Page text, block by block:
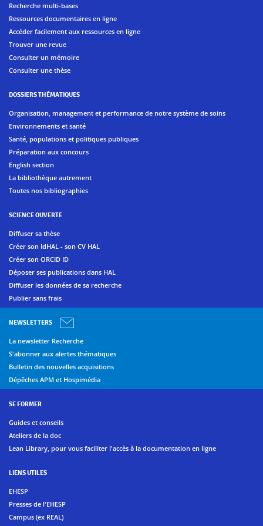
Recherche multi-bases
Ressources documentaires en ligne
Accéder facilement aux ressources en ligne
Trouver une revue
Consulter un mémoire
Consulter une thèse
DOSSIERS THÉMATIQUES
Organisation, management et performance de notre système de soins
Environnements et santé
Santé, populations et politiques publiques
Préparation aux concours
English section
La bibliothèque autrement
Toutes nos bibliographies
SCIENCE OUVERTE
Diffuser sa thèse
Créer son IdHAL - son CV HAL
Créer son ORCID ID
Déposer ses publications dans HAL
Diffuser les données de sa recherche
Publier sans frais
NEWSLETTERS
La newsletter Recherche
S'abonner aux alertes thématiques
Bulletin des nouvelles acquisitions
Dépêches APM et Hospimédia
SE FORMER
Guides et conseils
Ateliers de la doc
Lean Library, pour vous faciliter l'accès à la documentation en ligne
LIENS UTILES
EHESP
Presses de l'EHESP
Campus (ex REAL)